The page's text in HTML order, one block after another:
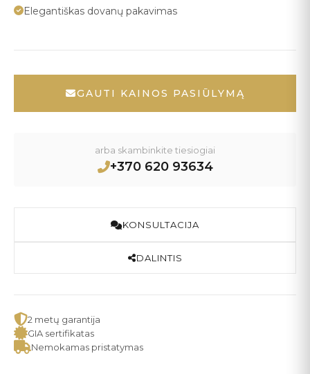
Elegantiškas dovanų pakavimas
GAUTI KAINOS PASIŪLYMĄ
arba skambinkite tiesiogiai
+370 620 93634
KONSULTACIJA
DALINTIS
2 metų garantija
GIA sertifikatas
Nemokamas pristatymas